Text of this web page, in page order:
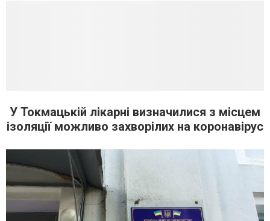
У Токмацькій лікарні визначилися з місцем
ізоляції можливо захворілих на коронавірус